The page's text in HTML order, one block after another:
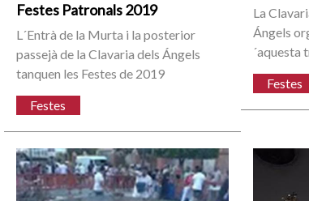
Festes Patronals 2019
L´Entrà de la Murta i la posterior
passejà de la Clavaria dels Ángels
tanquen les Festes de 2019
Festes
La
Ángels
´aquesta
Festes